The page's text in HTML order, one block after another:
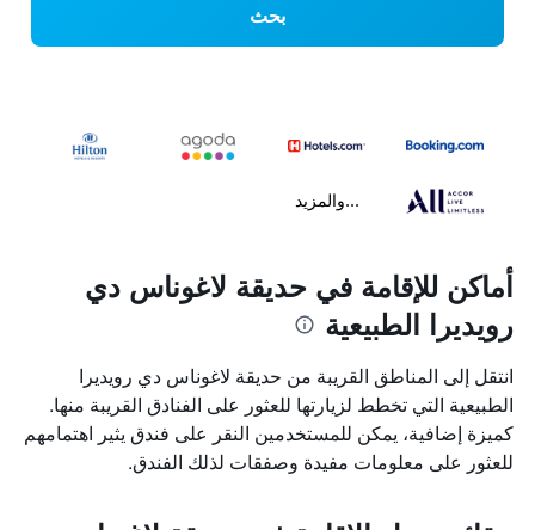
بحث
...والمزيد
أماكن للإقامة في حديقة لاغوناس دي
رويديرا الطبيعية
انتقل إلى المناطق القريبة من حديقة لاغوناس دي رويديرا
الطبيعية التي تخطط لزيارتها للعثور على الفنادق القريبة منها.
كميزة إضافية، يمكن للمستخدمين النقر على فندق يثير اهتمامهم
للعثور على معلومات مفيدة وصفقات لذلك الفندق.